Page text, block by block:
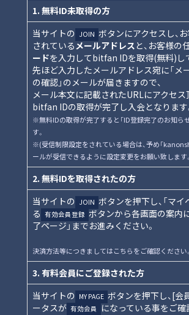
1. 無料ID未取得の方
当サイトの JOIN ボタンにアクセスし、
されているメールアドレスと、お客様の
ードを入力してbitfan IDを取得(無料)し
先ほど入力したメールアドレス宛に「メ
の確認」のメールが届きますので、
メール本文に記載されたURLにアクセス
bitfan IDの取得が完了し入会となります
※無料IDの取得が完了すると「ID登録完了のお知ら
す。
※(受信制限設定をされている場合は、予め「
ールが受信できるように設定変更をお願い致します
2. 無料IDを取得されたの方
当サイトの JOIN ボタンを押下し、「マイ
る 有効会員登録 ボタンから各画面の案内
了ページ」までお進みください。
決済方法等につきましてはこちらをご確認ください。
3. 有料会員にご登録された方
当サイトの MY PAGE ボタンを押下し、[会
ータスが 有効会員 になっている事をご確